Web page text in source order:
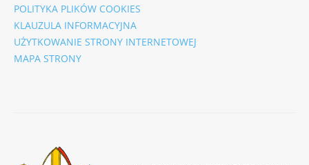
POLITYKA PLIKÓW COOKIES
KLAUZULA INFORMACYJNA
UŻYTKOWANIE STRONY INTERNETOWEJ
MAPA STRONY